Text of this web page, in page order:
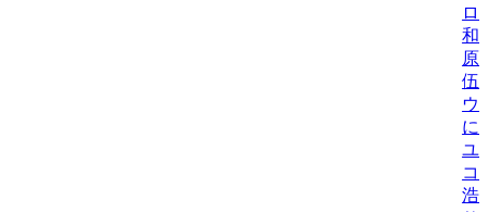
ロ
和
原
伍/
ウ
に
ユ
コ
浩